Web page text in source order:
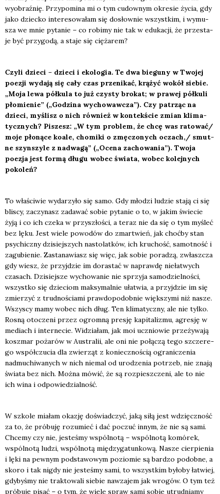
wyobraź­nię. Przy­po­mi­na mi o tym cudow­nym okre­sie życia, gdy
jako dziec­ko inte­re­so­wa­łam się dosłow­nie wszyst­kim, i wymu­
sza we mnie pyta­nie – co robi­my nie tak w edu­ka­cji, że prze­sta­
je być przy­go­dą, a sta­je się cię­ża­rem?
Czy­li dzie­ci – dzie­ci i eko­lo­gia. Te dwa bie­gu­ny w Two­jej
poezji wyda­ją się cały czas prze­ni­kać, krą­żyć wokół sie­bie.
„Moja lewa pół­ku­la to już czy­sty bro­kat; w pra­wej pół­ku­li
pło­mie­nie” („Godzi­na wycho­waw­cza”). Czy patrząc na
dzie­ci, myślisz o nich rów­nież w kon­tek­ście zmian kli­ma­
tycz­nych? Piszesz: „W tym pro­blem, że chcę was ratować/
moje pło­ną­ce koale, cho­mi­ki o zmę­czo­nych oczach,/ smut­
ne szyn­szy­le z nad­wa­gą” („Oce­na zacho­wa­nia”). Two­ja
poezja jest for­mą dłu­gu wobec świa­ta, wobec kolej­nych
poko­leń?
To wła­ści­wie wyda­rzy­ło się samo. Gdy mło­dzi ludzie sta­ją ci się
bli­scy, zaczy­nasz zada­wać sobie pyta­nie o to, w jakim świe­cie
żyją i co ich cze­ka w przy­szło­ści, a teraz nie da się o tym myśleć
bez lęku. Jest wie­le powo­dów do zmar­twień, jak choć­by stan
psy­chicz­ny dzi­siej­szych nasto­lat­ków, ich kru­chość, samot­ność i
zagu­bie­nie. Zasta­na­wiasz się więc, jak sobie pora­dzą, zwłasz­cza
gdy wiesz, że przyj­dzie im dora­stać w napraw­dę nie­ła­twych
cza­sach. Dzi­siej­sze wycho­wa­nie nie sprzy­ja samo­dziel­no­ści,
wszyst­ko się dzie­ciom mak­sy­mal­nie uła­twia, a przyj­dzie im się
zmie­rzyć z trud­no­ścia­mi praw­do­po­dob­nie więk­szy­mi niż nasze.
Wszy­scy mamy wobec nich dług. Ten kli­ma­tycz­ny, ale nie tyl­ko.
Rosną oto­cze­ni przez ogrom­ną pre­sję kapi­ta­li­zmu, agre­sję w
mediach i inter­ne­cie. Widzia­łam, jak moi ucznio­wie prze­ży­wa­ją
kosz­mar poża­rów w Austra­lii, ale oni nie połą­czą tego szcze­re­
go współ­czu­cia dla zwie­rząt z koniecz­no­ścią ogra­ni­cze­nia
nadmu­chi­wa­nych w nich nie­mal od uro­dze­nia potrzeb, nie zna­ją
świa­ta bez nich. Moż­na mówić, że są roz­piesz­cze­ni, ale to nie
ich wina i odpo­wie­dzial­ność.
W szko­le mia­łam oka­zję doświad­czyć, jaką siłą jest wdzięcz­ność
za to, że pró­bu­ję rozu­mieć i dać poczuć innym, że nie są sami.
Chce­my czy nie, jeste­śmy wspól­no­tą – wspól­no­tą komó­rek,
wspól­no­tą ludzi, wspól­no­tą mię­dzy­ga­tun­ko­wą. Nasze cier­pie­nia
i lęki na pew­nym pod­sta­wo­wym pozio­mie są bar­dzo podob­ne, a
sko­ro i tak nigdy nie jeste­śmy sami, to wszyst­kim było­by łatwiej,
gdy­by­śmy nie trak­to­wa­li sie­bie nawza­jem jak wro­gów. O tym też
pró­bu­ję pisać – o tym, że wie­le spraw sami sobie utrud­nia­my